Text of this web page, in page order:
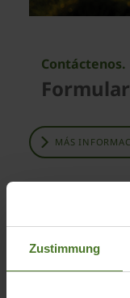
Zustimmung
Contáctenos.
MÁS